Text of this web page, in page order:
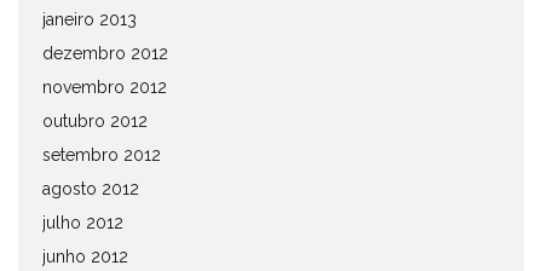
janeiro 2013
dezembro 2012
novembro 2012
outubro 2012
setembro 2012
agosto 2012
julho 2012
junho 2012